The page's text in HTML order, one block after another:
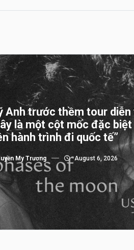
Anh trước thềm tour diễn
là một cột mốc đặc
hành trình đi quốc tế”
My Trương August 6, 2026